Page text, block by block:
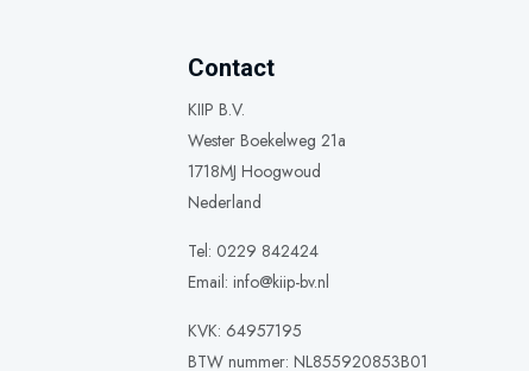
Contact
KIIP B.V.
Wester Boekelweg 21a
1718MJ Hoogwoud
Nederland
Tel: 0229 842424
Email: info@kiip-bv.nl
KVK: 64957195
BTW nummer: NL855920853B01